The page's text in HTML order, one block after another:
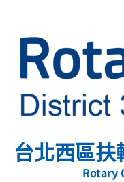
台北西區扶
Rotary